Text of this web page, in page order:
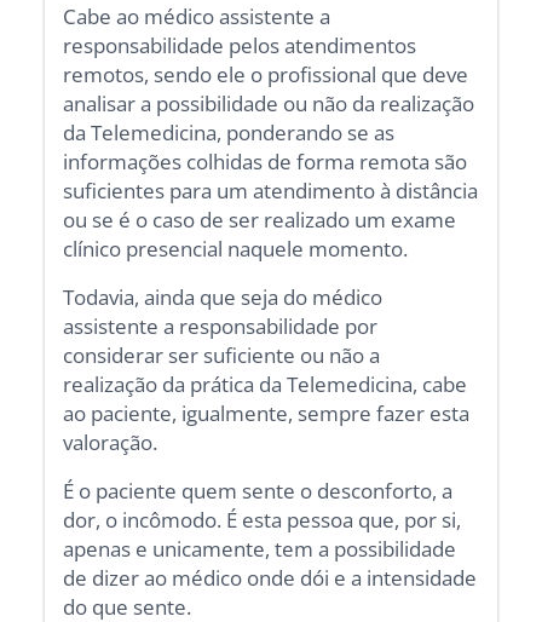
Cabe ao médico assistente a
responsabilidade pelos atendimentos
remotos, sendo ele o profissional que deve
analisar a possibilidade ou não da realização
da Telemedicina, ponderando se as
informações colhidas de forma remota são
suficientes para um atendimento à distância
ou se é o caso de ser realizado um exame
clínico presencial naquele momento.
Todavia, ainda que seja do médico
assistente a responsabilidade por
considerar ser suficiente ou não a
realização da prática da Telemedicina, cabe
ao paciente, igualmente, sempre fazer esta
valoração.
É o paciente quem sente o desconforto, a
dor, o incômodo. É esta pessoa que, por si,
apenas e unicamente, tem a possibilidade
de dizer ao médico onde dói e a intensidade
do que sente.